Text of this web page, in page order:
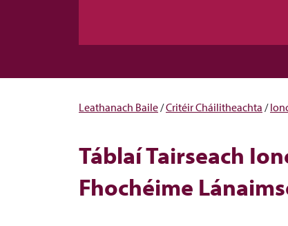
Leathanach Baile/Critéir Cháilitheachta /
Táblaí Tairseach
Fhochéime